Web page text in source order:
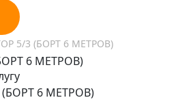
5/3 (БОРТ 6 МЕТРОВ)
6 МЕТРОВ)